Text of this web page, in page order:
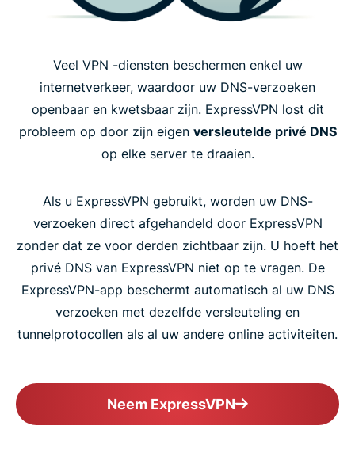
Veel VPN -diensten beschermen enkel uw
internetverkeer, waardoor uw DNS-verzoeken
openbaar en kwetsbaar zijn. ExpressVPN lost dit
probleem op door zijn eigen versleutelde privé DNS
op elke server te draaien.
Als u ExpressVPN gebruikt, worden uw DNS-
verzoeken direct afgehandeld door ExpressVPN
zonder dat ze voor derden zichtbaar zijn. U hoeft het
privé DNS van ExpressVPN niet op te vragen. De
ExpressVPN-app beschermt automatisch al uw DNS
verzoeken met dezelfde versleuteling en
tunnelprotocollen als al uw andere online activiteiten.
Neem ExpressVPN